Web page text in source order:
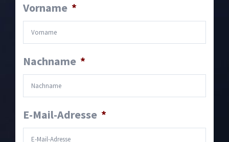
Vorname *
Nachname *
E-Mail-Adresse *